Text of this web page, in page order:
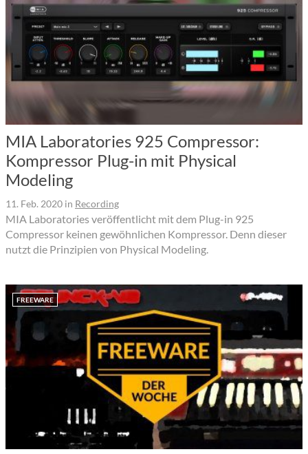
MIA Laboratories 925 Compressor:
Kompressor Plug-in mit Physical
Modeling
11. Feb. 2020 in Recording
MIA Laboratories veröffentlicht mit dem Plug-in 925
Compressor keinen gewöhnlichen Kompressor. Denn dieser
nutzt die Prinzipien von Physical Modeling.
FREEWARE